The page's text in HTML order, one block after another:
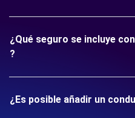
¿Qué seguro se incluye
?
¿Es posible añadir un